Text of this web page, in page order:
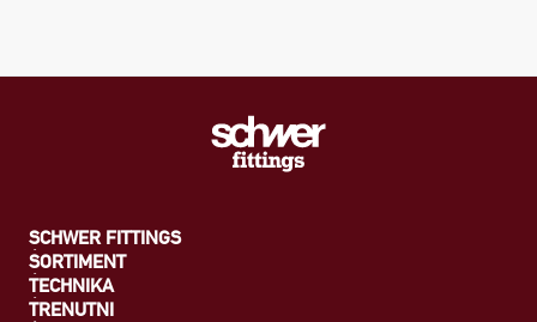
SCHWER FITTINGS
SORTIMENT
TECHNIKA
TRENUTNI